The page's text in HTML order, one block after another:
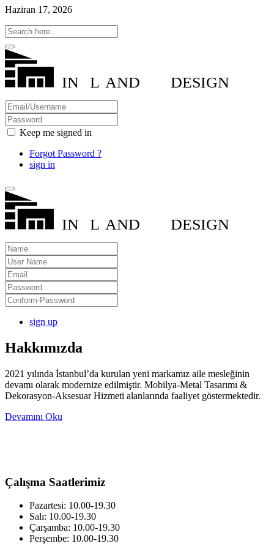
Haziran 17, 2026
IN L AND DESIGN
Keep me signed in
Forgot Password ?
sign in
IN L AND DESIGN
sign up
Hakkımızda
2021 yılında İstanbul’da kurulan yeni markamız aile mesleğinin
devamı olarak modernize edilmiştir. Mobilya-Metal Tasarımı &
Dekorasyon-Aksesuar Hizmeti alanlarında faaliyet göstermektedir.
Devamını Oku
Çalışma Saatlerimiz
Pazartesi: 10.00-19.30
Salı: 10.00-19.30
Çarşamba: 10.00-19.30
Perşembe: 10.00-19.30